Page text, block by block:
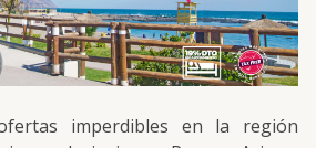
imperdibles en la región